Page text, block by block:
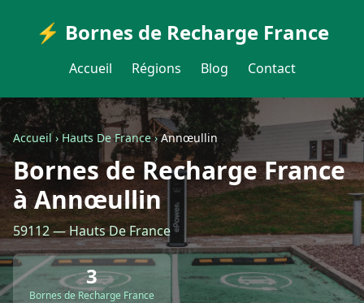
⚡ Bornes de Recharge France
Accueil Régions Blog Contact
Accueil›Hauts De France›Annœullin
Bornes de Recharge France
à Annœullin
59112 — Hauts De France
3
Bornes de Recharge France